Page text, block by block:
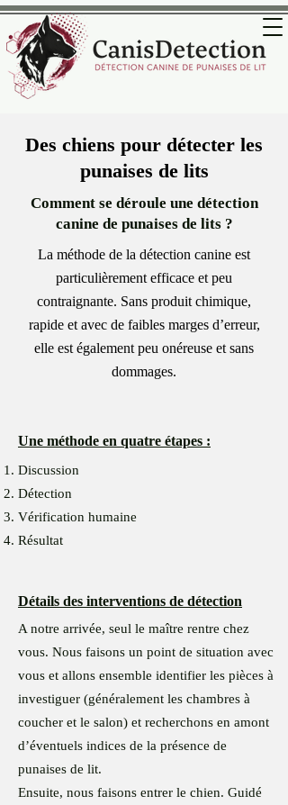
Des chiens pour détecter les
punaises de lits
Comment se déroule une détection
canine de punaises de lits ?
La méthode de la détection canine est
particulièrement efficace et peu
contraignante. Sans produit chimique,
rapide et avec de faibles marges d’erreur,
elle est également peu onéreuse et sans
dommages.
Une méthode en quatre étapes :
Discussion
Détection
Vérification humaine
Résultat
Détails des interventions de détection
A notre arrivée, seul le maître rentre chez
vous. Nous faisons un point de situation avec
vous et allons ensemble identifier les pièces à
investiguer (généralement les chambres à
coucher et le salon) et recherchons en amont
d’éventuels indices de la présence de
punaises de lit.
Ensuite, nous faisons entrer le chien. Guidé